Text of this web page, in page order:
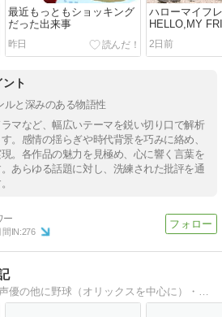
最近もっともショッキング
だった出来事
昨日
ハローマイフ
HELLO,MY
2日前
ント
ルと深みのある物語性
マなど、幅広いテーマを鋭い切り口で解析
。感情の揺らぎや時代背景を巧みに絡め、
。各作品の魅力を見極め、心に響く言葉を
あらゆる話題に対し、洗練された批評を通
間IN:276
映画・ＣＤ・ゲーム・声優の他に野球（オリックスを中心に）・プロレスと日々の様々な出来事を綴っています。